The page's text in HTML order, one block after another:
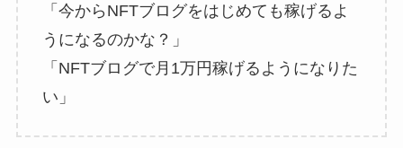
「今からNFTブログをはじめても稼げるよ
うになるのかな？」
「NFTブログで月1万円稼げるようになりた
い」